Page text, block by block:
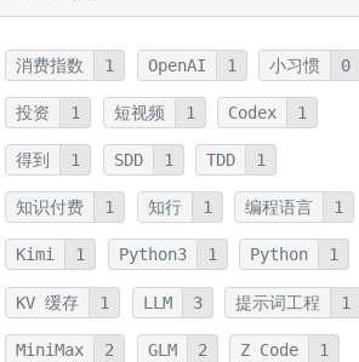
消费指数 1 OpenAI 1 小习惯 0
投资 1 短视频 1 Codex 1
得到 1 SDD 1 TDD 1
知识付费 1 知行 1 编程语言 1
Kimi 1 Python3 1 Python 1
KV 缓存 1 LLM 3 提示词工程 1
MiniMax 2 GLM 2 Z Code 1